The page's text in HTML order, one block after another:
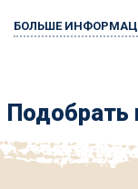
БОЛЬШЕ
Подобрать